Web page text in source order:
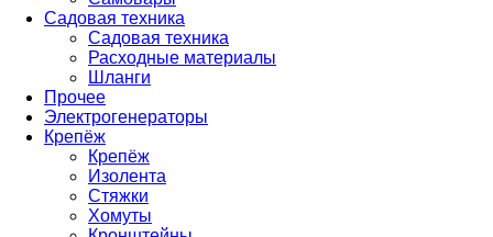
Садовая техника
Садовая техника
Расходные материалы
Шланги
Прочее
Электрогенераторы
Крепёж
Крепёж
Изолента
Стяжки
Хомуты